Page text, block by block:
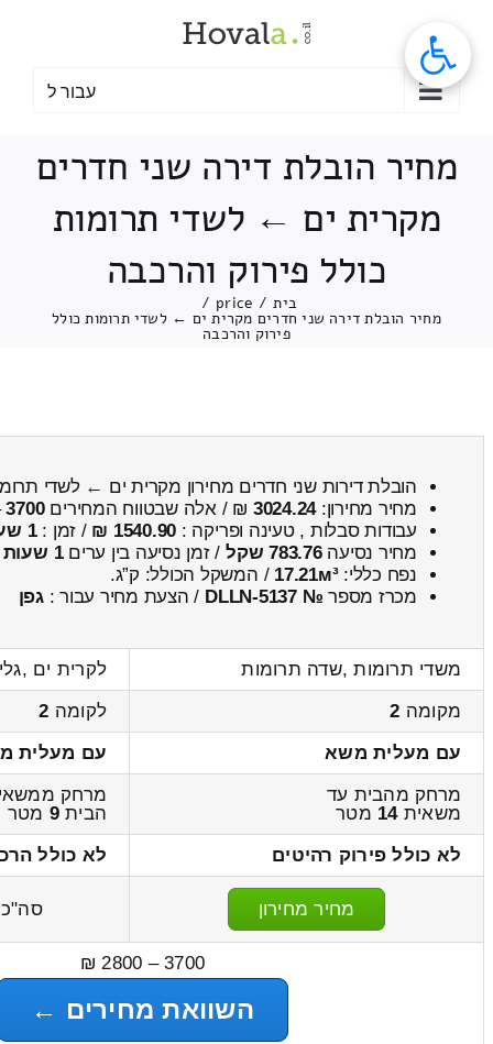
עבור ל
מחיר הובלת דירה שני חדרים
מקרית ים ← לשדי תרומות
כולל פירוק והרכבה
בית /
price
/
מחיר הובלת דירה שני חדרים מקרית ים ← לשדי תרומות כולל
פירוק והרכבה
הובלת דירות שני חדרים מחירון מקרית ים ← לשדי
מחיר מחירון:3024.24 ₪ / אלה שבטווח המחירים3700
עבודות סבלות , טעינה ופריקה : 1540.90 ₪ / זמן :1 שעות 8 דקות
מחיר נסיעה783.76 שקל / זמן נסיעה בין ערים1 שעות , 17 דקות
נפח כללי:17.21м³ / המשקל הכולל: ק”ג.
מכרז מספר № DLLN-5137 / הצעת מחיר עבור :גפן
משדי תרומות ,שדה תרומות
לקרית ים
מקומה 2 לקומה 2
עם מעלית משא
עם מעלית
מרחק מהבית עד
משאית14 מטר
מרחק
הבית9 מטר
לא כולל פירוק רהיטים
לא כולל
מחיר מחירון
3700 – 2800 ₪
השוואת מחירים ←